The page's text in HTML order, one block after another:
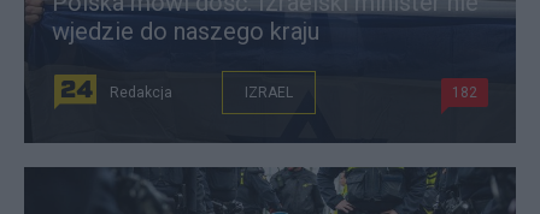
wjedzie do naszego kraju
Redakcja IZRAEL 182